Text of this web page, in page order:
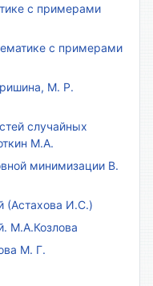
с примерами
с примерами
М. Р.
случайных
М.А.
минимизации В.
(Астахова И.С.)
М.А.Козлова
М. Г.